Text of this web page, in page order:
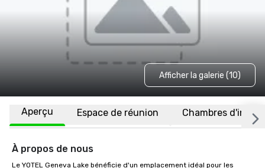
Afficher la galerie (10)
Aperçu Espace de réunion Chambres
À propos de nous
Le YOTEL Geneva Lake bénéficie d'un emplacement idéal pour les